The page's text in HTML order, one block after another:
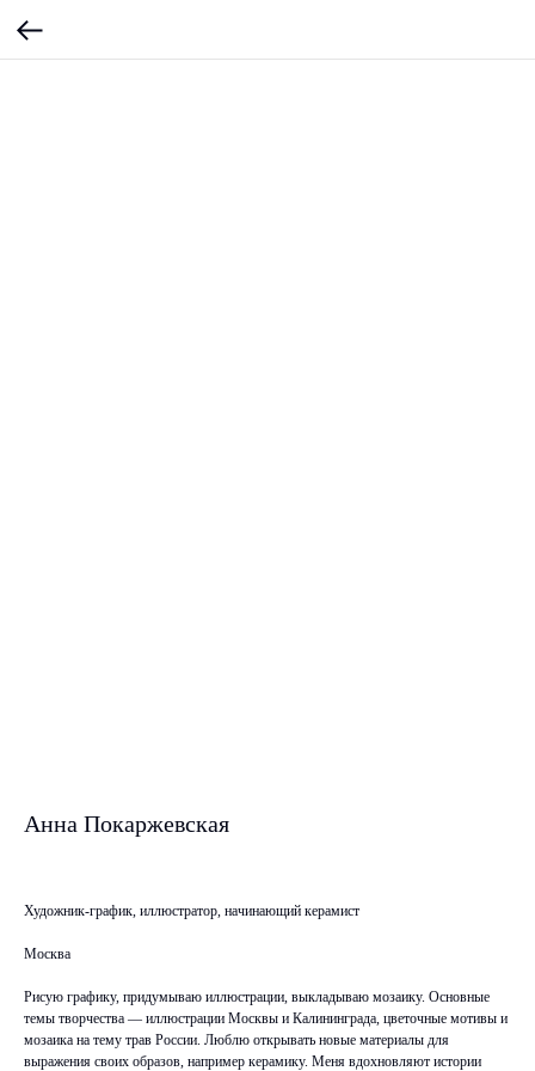
Анна Покаржевская
Художник-график, иллюстратор, начинающий керамист
Москва
Рисую графику, придумываю иллюстрации, выкладываю мозаику. Основные
темы творчества — иллюстрации Москвы и Калининграда, цветочные мотивы и
мозаика на тему трав России. Люблю открывать новые материалы для
выражения своих образов, например керамику. Меня вдохновляют истории